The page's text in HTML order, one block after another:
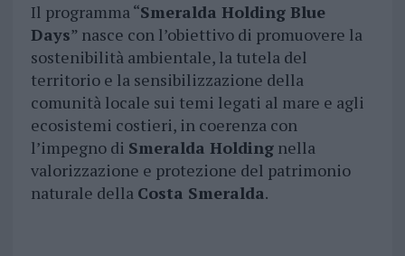
Il programma “Smeralda Holding Blue
Days” nasce con l’obiettivo di promuovere la
sostenibilità ambientale, la tutela del
territorio e la sensibilizzazione della
comunità locale sui temi legati al mare e agli
ecosistemi costieri, in coerenza con
l’impegno di Smeralda Holdingnella
valorizzazione e protezione del patrimonio
naturale della Costa Smeralda.